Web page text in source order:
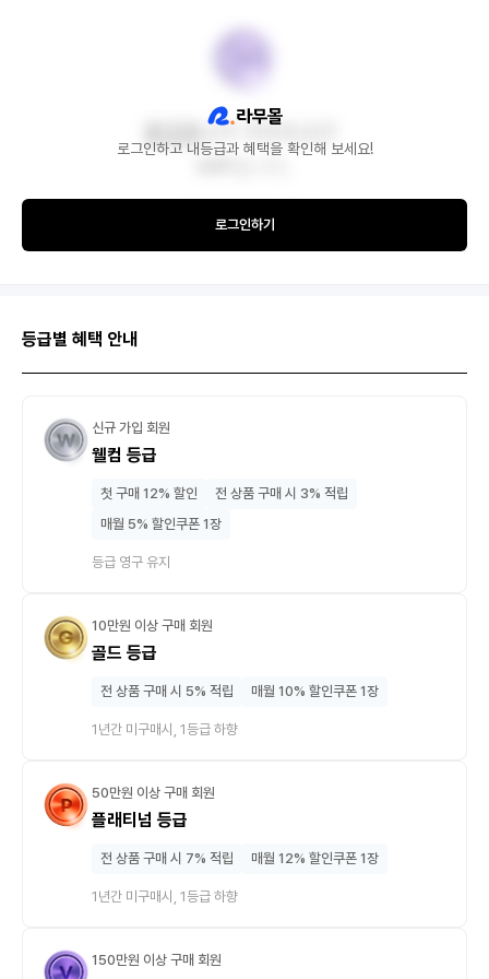
로그인하고 내등급과 혜택을 확인해 보세요!
로그인하기
등급별 혜택 안내
신규 가입 회원
웰컴 등급
첫 구매 12% 할인
전 상품 구매 시 3% 적립
매월 5% 할인쿠폰 1장
등급 영구 유지
10만원 이상 구매 회원
골드 등급
전 상품 구매 시 5% 적립 매월 10% 할인쿠폰 1장
1년간 미구매시, 1등급 하향
50만원 이상 구매 회원
플래티넘 등급
전 상품 구매 시 7% 적립 매월 12% 할인쿠폰 1장
1년간 미구매시, 1등급 하향
150만원 이상 구매 회원